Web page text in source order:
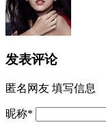
发表评论
匿名网友 填写信息
昵称*